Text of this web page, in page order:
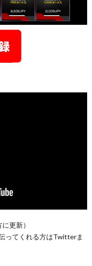
更新）
ってくれる方はTwitterま